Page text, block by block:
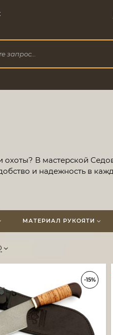
В мастерской
и надежность в
МАТЕРИАЛ РУКОЯТИ
-15%